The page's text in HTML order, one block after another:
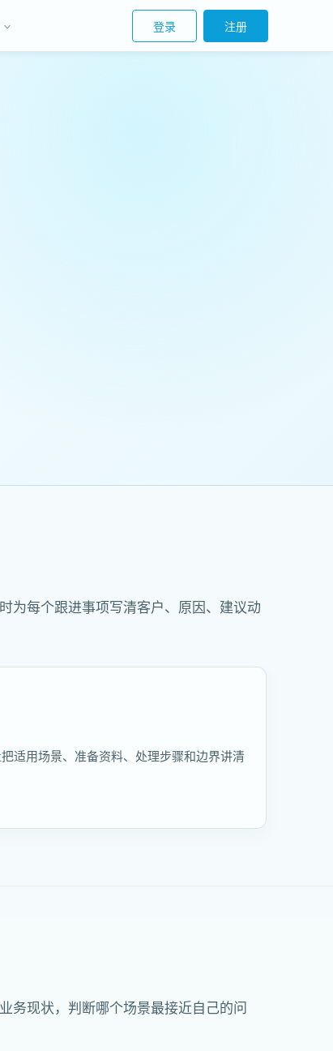
登录 注册
为每个跟进事项写清客户、原因、建议动
适用场景、准备资料、处理步骤和边界讲清
务现状，判断哪个场景最接近自己的问